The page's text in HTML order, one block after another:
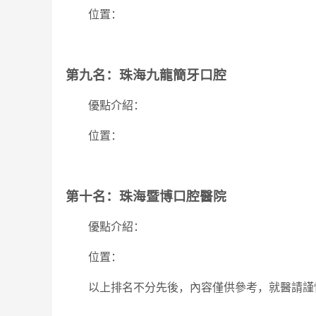
位置：
第九名：珠海九龍簡牙口腔
優點介紹：
位置：
第十名：珠海暨博口腔醫院
優點介紹：
位置：
以上排名不分先後，內容僅供參考，就醫請謹